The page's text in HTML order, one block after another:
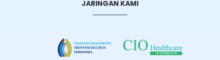
JARINGAN KAMI